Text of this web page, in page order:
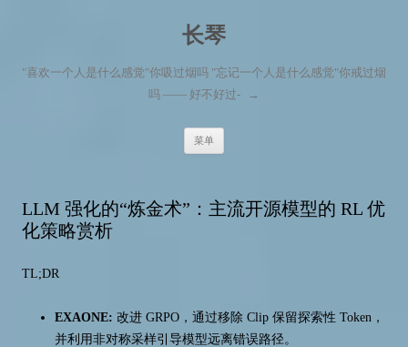
长琴
"喜欢一个人是什么感觉"你吸过烟吗 "忘记一个人是什么感觉"你戒过烟
吗 —— 好不好过-
→
菜单
LLM 强化的“炼金术”：主流开源模型的 RL 优
化策略赏析
TL;DR
EXAONE: 改进 GRPO，通过移除 Clip 保留探索性 Token，
并利用非对称采样引导模型远离错误路径。